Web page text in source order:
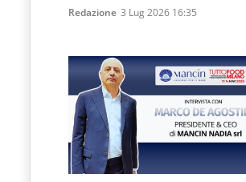
Redazione 3 Lug 2026 16:35